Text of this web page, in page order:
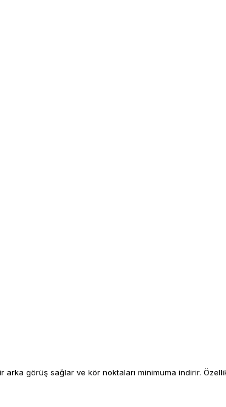
görüş sağlar ve kör noktaları minimuma indirir.